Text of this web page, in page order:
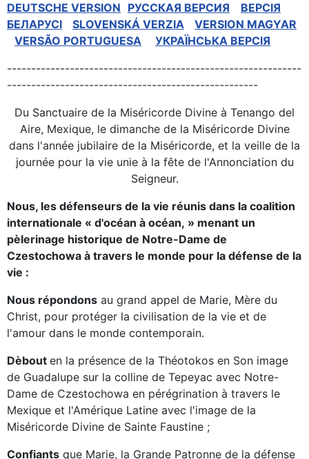
DEUTSCHE VERSION РУССКАЯ BЕРСИЯ
BEPCIЯ
БЕЛАРУСІ
SLOVENSKÁ VERZIA
VERSION MAGYAR
VERSÃO PORTUGUESA
УКРАЇНСЬКА ВЕРСІЯ
-------------------------------------------------------------
----------------------------------------------------
Du Sanctuaire de la Miséricorde Divine à Tenango del
Aire, Mexique, le dimanche de la Miséricorde Divine
dans l'année jubilaire de la Miséricorde, et la veille de la
journée pour la vie unie à la fête de l'Annonciation du
Seigneur.
Nous, les défenseurs de la vie réunis dans la coalition
internationale « d'océan à océan, » menant un
pèlerinage historique de Notre-Dame de
Czestochowa à travers le monde pour la défense de la
vie :
Nous répondons au grand appel de Marie, Mère du
Christ, pour protéger la civilisation de la vie et de
l'amour dans le monde contemporain.
Dèbout en la présence de la Théotokos en Son image
de Guadalupe sur la colline de Tepeyac avec Notre-
Dame de Czestochowa en pérégrination à travers le
Mexique et l'Amérique Latine avec l'image de la
Miséricorde Divine de Sainte Faustine ;
Confiants que Marie, la Grande Patronne de la défense